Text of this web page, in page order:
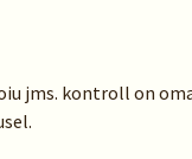
jms. kontroll on